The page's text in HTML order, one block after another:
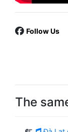
Follow Us
The